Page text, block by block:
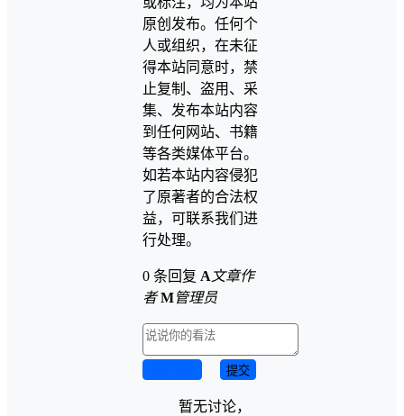
原创发布。任何个
人或组织，在未征
得本站同意时，禁
止复制、盗用、采
集、发布本站内容
到任何网站、书籍
等各类媒体平台。
如若本站内容侵犯
了原著者的合法权
益，可联系我们进
行处理。
0 条回复 A 文章作
者 M管理员
提交
暂无讨论，